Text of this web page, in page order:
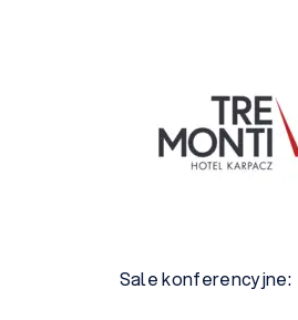
Sale konferencyjne: